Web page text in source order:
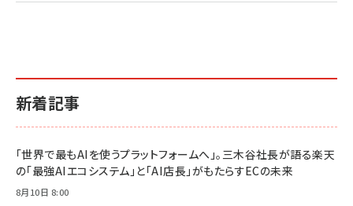
2億円を売り上げたプロが教える note×AI 最強の
小さな会社は戦略が9割
￥1,815
anan(アンアン)2026/07/01号 No.2501[魅せる
anan(アンアン)2026/06/24号 No.2500増刊
anan(アンアン)2026/07/08号 No.2502[2026
年後半、あなたの恋と運命／山田涼介]
ベインキャピタル 企業価値向上力の秘密
ルな本質」
￥2,750
新着記事
「世界で最もAIを使うプラットフォームへ」。三木谷社長が語る楽天
の「最強AIエコシステム」と「AI店長」がもたらすECの未来
8月10日 8:00